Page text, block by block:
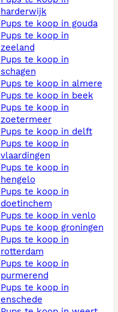
harderwijk
pups te koop in gouda
pups te koop in
zeeland
pups te koop in
schagen
pups te koop in almere
pups te koop in beek
pups te koop in
zoetermeer
pups te koop in delft
pups te koop in
vlaardingen
pups te koop in
hengelo
pups te koop in
doetinchem
pups te koop in venlo
pups te koop groningen
pups te koop in
rotterdam
pups te koop in
purmerend
pups te koop in
enschede